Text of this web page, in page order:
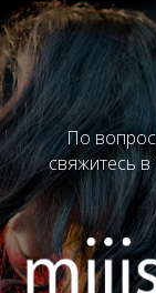
По
свяжитесь